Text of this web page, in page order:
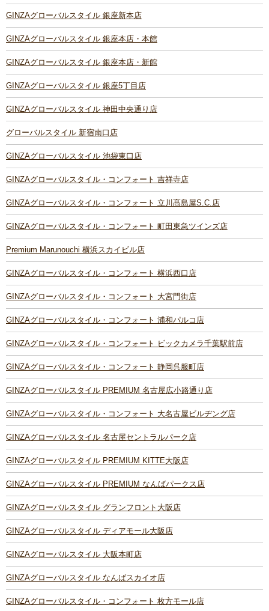
GINZAグローバルスタイル 銀座新本店
GINZAグローバルスタイル 銀座本店・本館
GINZAグローバルスタイル 銀座本店・新館
GINZAグローバルスタイル 銀座5丁目店
GINZAグローバルスタイル 神田中央通り店
グローバルスタイル 新宿南口店
GINZAグローバルスタイル 池袋東口店
GINZAグローバルスタイル・コンフォート 吉祥寺店
GINZAグローバルスタイル・コンフォート 立川髙島屋S.C.店
GINZAグローバルスタイル・コンフォート 町田東急ツインズ店
Premium Marunouchi 横浜スカイビル店
GINZAグローバルスタイル・コンフォート 横浜西口店
GINZAグローバルスタイル・コンフォート 大宮門街店
GINZAグローバルスタイル・コンフォート 浦和パルコ店
GINZAグローバルスタイル・コンフォート ビックカメラ千葉駅前店
GINZAグローバルスタイル・コンフォート 静岡呉服町店
GINZAグローバルスタイル PREMIUM 名古屋広小路通り店
GINZAグローバルスタイル・コンフォート 大名古屋ビルヂング店
GINZAグローバルスタイル 名古屋セントラルパーク店
GINZAグローバルスタイル PREMIUM KITTE大阪店
GINZAグローバルスタイル PREMIUM なんばパークス店
GINZAグローバルスタイル グランフロント大阪店
GINZAグローバルスタイル ディアモール大阪店
GINZAグローバルスタイル 大阪本町店
GINZAグローバルスタイル なんばスカイオ店
GINZAグローバルスタイル・コンフォート 枚方モール店